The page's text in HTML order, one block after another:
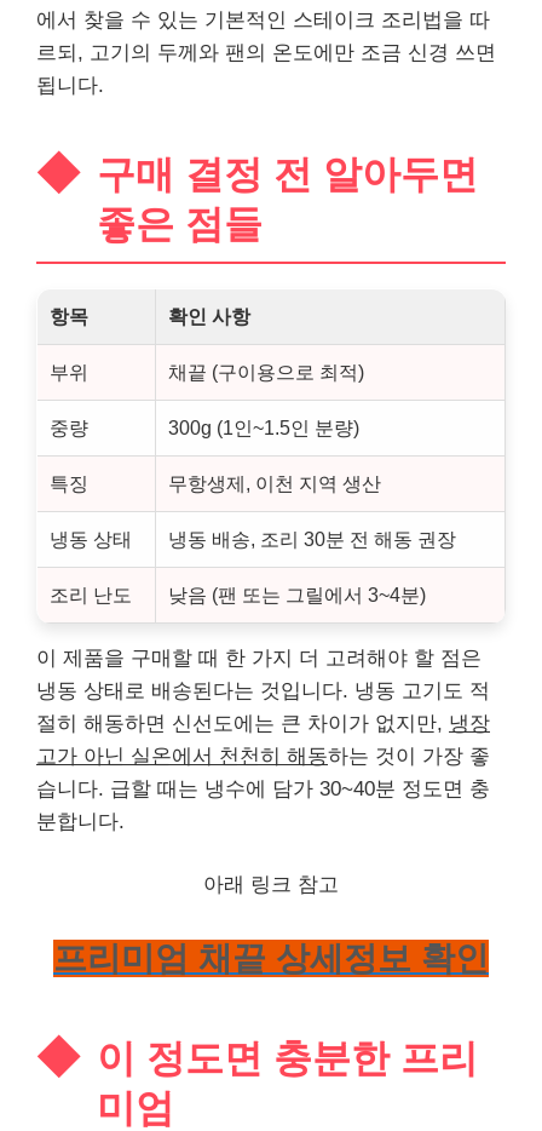
에서 찾을 수 있는 기본적인 스테이크 조리법을 따
르되, 고기의 두께와 팬의 온도에만 조금 신경 쓰면
됩니다.
구매 결정 전 알아두면
좋은 점들
항목 확인 사항
부위 채끝 (구이용으로 최적)
중량 300g (1인~1.5인 분량)
특징 무항생제, 이천 지역 생산
냉동 상태 냉동 배송, 조리 30분 전 해동 권장
조리 난도 낮음 (팬 또는 그릴에서 3~4분)
이 제품을 구매할 때 한 가지 더 고려해야 할 점은
냉동 상태로 배송된다는 것입니다. 냉동 고기도 적
절히 해동하면 신선도에는 큰 차이가 없지만, 냉장
고가 아닌 실온에서 천천히 해동하는 것이 가장 좋
습니다. 급할 때는 냉수에 담가 30~40분 정도면 충
분합니다.
아래 링크 참고
프리미엄 채끝 상세정보 확인
이 정도면 충분한 프리
미엄